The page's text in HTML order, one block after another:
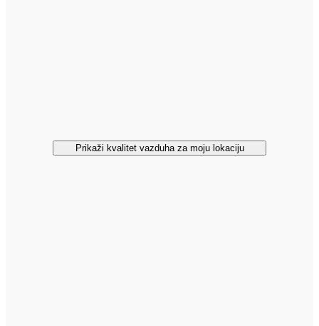
Prikaži kvalitet vazduha za moju lokaciju